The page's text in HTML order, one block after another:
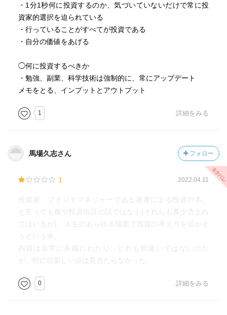
・1分1秒何に投資するのか、気づいていないだけで常に投
資家的選択を迫られている
・行っていることがすべてが投資である
・自分の価値をあげる
◯何に投資するべきか
・勉強、副業、科学技術は強制的に、常にアップデート
メモをとる、インプットとアウトプット
1 詳細をみる
馬場久志さん フォロー
1 2022.04.11
投資家、ファンドマネジャーである著者による投資の本。
と言っても株や投資信託の話ではなく(それらも多少含まれ
てはいるが)、人生のあらゆる場面で投資の考え方を活かそ
うという本。
内容は非常に多岐にわたり、どれも間違いではないのだ
が、特に目新しい点は見当たらなかった。
0 詳細をみる